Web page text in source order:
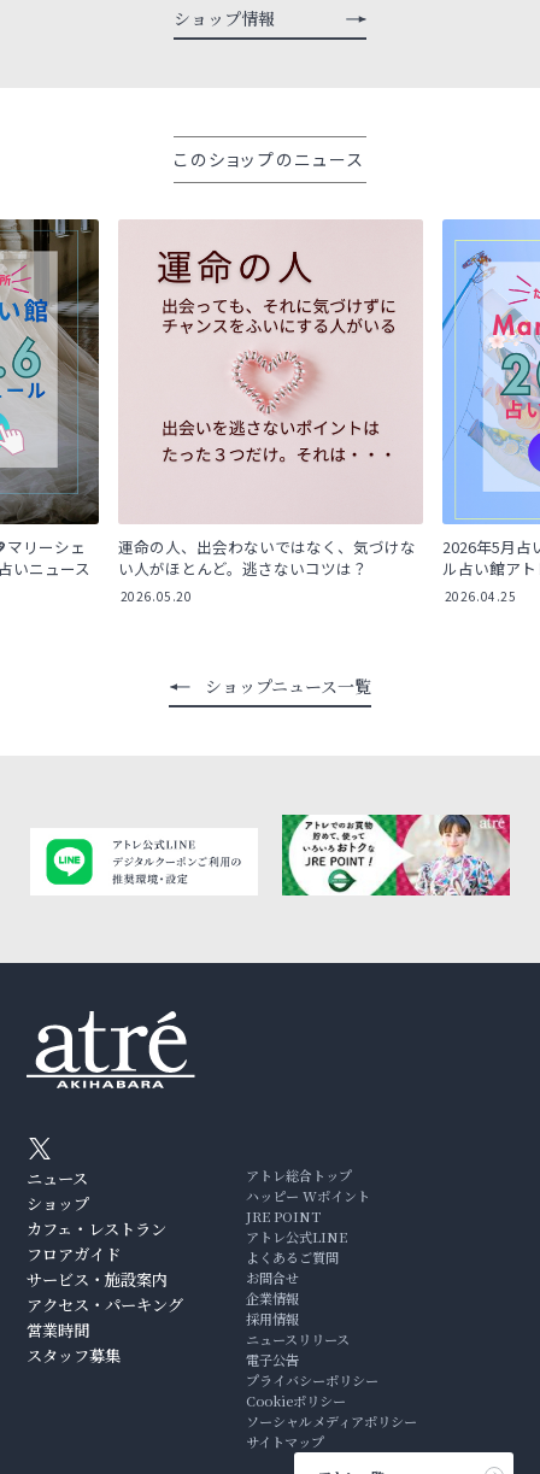
ショップ情報
このショップのニュース
マリーシェ
いニュース
運命の人、出会わないではなく、気づけな
い人がほとんど。逃さないコツは？
2026.05.20
2026年5月占
ル占い館ア
2026.04.25
ショップニュース一覧
ニュース
ショップ
カフェ・レストラン
フロアガイド
サービス・施設案内
アクセス・パーキング
営業時間
スタッフ募集
アトレ総合トップ
ハッピー Wポイント
JRE POINT
アトレ公式LINE
よくあるご質問
お問合せ
企業情報
採用情報
ニュースリリース
電子公告
プライバシーポリシー
Cookieポリシー
ソーシャルメディアポリシー
サイトマップ